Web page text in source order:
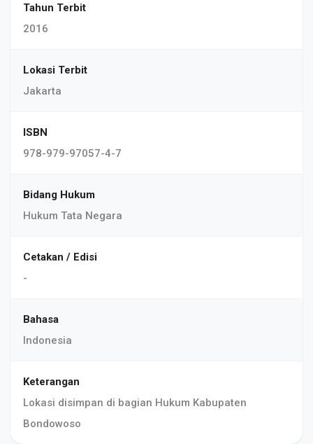
Tahun Terbit
2016
Lokasi Terbit
Jakarta
ISBN
978-979-97057-4-7
Bidang Hukum
Hukum Tata Negara
Cetakan / Edisi
-
Bahasa
Indonesia
Keterangan
Lokasi disimpan di bagian Hukum Kabupaten
Bondowoso